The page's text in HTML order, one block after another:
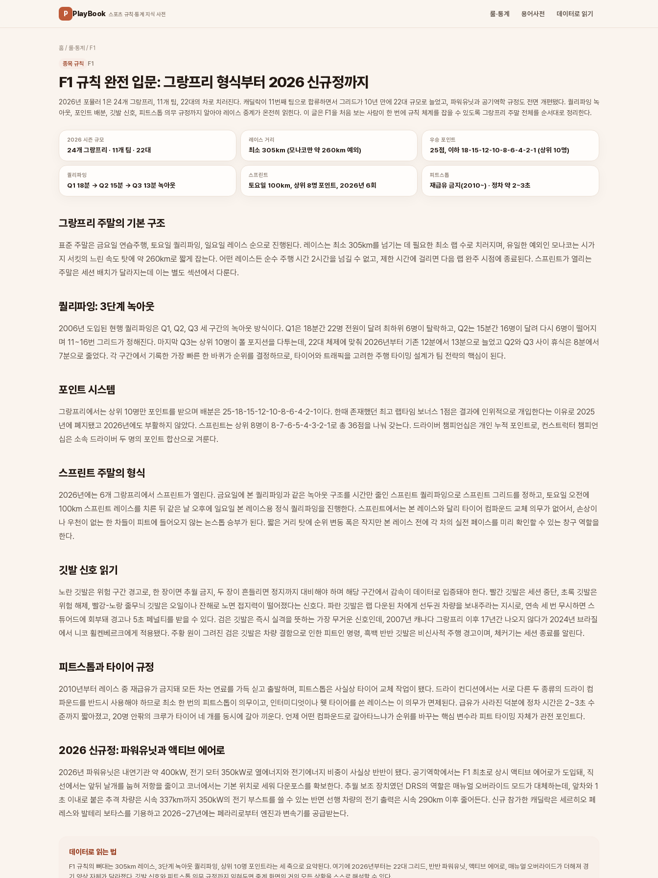
P PlayBook 스포츠 규칙·통계 지식 사전 룰·통계 용어사전 데이터로 읽기
홈 / 룰·통계 / F1
종목 규칙 F1
F1 규칙 완전 입문: 그랑프리 형식부터 2026 신규정까지
2026년 포뮬러 1은 24개 그랑프리, 11개 팀, 22대의 차로 치러진다. 캐딜락이 11번째 팀으로 합류하면서 그리드가 10년 만에 22대 규모로 늘었고, 파워유닛과 공기역학 규정도 전면 개편됐다. 퀄리파잉 녹
아웃, 포인트 배분, 깃발 신호, 피트스톱 의무 규정까지 알아야 레이스 중계가 온전히 읽힌다. 이 글은 F1을 처음 보는 사람이 한 번에 규칙 체계를 잡을 수 있도록 그랑프리 주말 전체를 순서대로 정리한다.
2026 시즌 규모
24개 그랑프리 · 11개 팀 · 22대
레이스 거리
최소 305km (모나코만 약 260km 예외)
우승 포인트
25점, 이하 18-15-12-10-8-6-4-2-1 (상위 10명)
퀄리파잉
Q1 18분 → Q2 15분 → Q3 13분 녹아웃
스프린트
토요일 100km, 상위 8명 포인트, 2026년 6회
피트스톱
재급유 금지(2010~) · 정차 약 2~3초
그랑프리 주말의 기본 구조
표준 주말은 금요일 연습주행, 토요일 퀄리파잉, 일요일 레이스 순으로 진행된다. 레이스는 최소 305km를 넘기는 데 필요한 최소 랩 수로 치러지며, 유일한 예외인 모나코는 시가
지 서킷의 느린 속도 탓에 약 260km로 짧게 잡는다. 어떤 레이스든 순수 주행 시간 2시간을 넘길 수 없고, 제한 시간에 걸리면 다음 랩 완주 시점에 종료된다. 스프린트가 열리는
주말은 세션 배치가 달라지는데 이는 별도 섹션에서 다룬다.
퀄리파잉: 3단계 녹아웃
2006년 도입된 현행 퀄리파잉은 Q1, Q2, Q3 세 구간의 녹아웃 방식이다. Q1은 18분간 22명 전원이 달려 최하위 6명이 탈락하고, Q2는 15분간 16명이 달려 다시 6명이 떨어지
며 11~16번 그리드가 정해진다. 마지막 Q3는 상위 10명이 폴 포지션을 다투는데, 22대 체제에 맞춰 2026년부터 기존 12분에서 13분으로 늘었고 Q2와 Q3 사이 휴식은 8분에서
7분으로 줄었다. 각 구간에서 기록한 가장 빠른 한 바퀴가 순위를 결정하므로, 타이어와 트래픽을 고려한 주행 타이밍 설계가 팀 전략의 핵심이 된다.
포인트 시스템
그랑프리에서는 상위 10명만 포인트를 받으며 배분은 25-18-15-12-10-8-6-4-2-1이다. 한때 존재했던 최고 랩타임 보너스 1점은 결과에 인위적으로 개입한다는 이유로 2025
년에 폐지됐고 2026년에도 부활하지 않았다. 스프린트는 상위 8명이 8-7-6-5-4-3-2-1로 총 36점을 나눠 갖는다. 드라이버 챔피언십은 개인 누적 포인트로, 컨스트럭터 챔피언
십은 소속 드라이버 두 명의 포인트 합산으로 겨룬다.
스프린트 주말의 형식
2026년에는 6개 그랑프리에서 스프린트가 열린다. 금요일에 본 퀄리파잉과 같은 녹아웃 구조를 시간만 줄인 스프린트 퀄리파잉으로 스프린트 그리드를 정하고, 토요일 오전에
100km 스프린트 레이스를 치른 뒤 같은 날 오후에 일요일 본 레이스용 정식 퀄리파잉을 진행한다. 스프린트에서는 본 레이스와 달리 타이어 컴파운드 교체 의무가 없어서, 손상이
나 우천이 없는 한 차들이 피트에 들어오지 않는 논스톱 승부가 된다. 짧은 거리 탓에 순위 변동 폭은 작지만 본 레이스 전에 각 차의 실전 페이스를 미리 확인할 수 있는 창구 역할을
한다.
깃발 신호 읽기
노란 깃발은 위험 구간 경고로, 한 장이면 추월 금지, 두 장이 흔들리면 정지까지 대비해야 하며 해당 구간에서 감속이 데이터로 입증돼야 한다. 빨간 깃발은 세션 중단, 초록 깃발은
위험 해제, 빨강-노랑 줄무늬 깃발은 오일이나 잔해로 노면 접지력이 떨어졌다는 신호다. 파란 깃발은 랩 다운된 차에게 선두권 차량을 보내주라는 지시로, 연속 세 번 무시하면 스
튜어드에 회부돼 경고나 5초 페널티를 받을 수 있다. 검은 깃발은 즉시 실격을 뜻하는 가장 무거운 신호인데, 2007년 캐나다 그랑프리 이후 17년간 나오지 않다가 2024년 브라질
에서 니코 휠켄베르크에게 적용됐다. 주황 원이 그려진 검은 깃발은 차량 결함으로 인한 피트인 명령, 흑백 반반 깃발은 비신사적 주행 경고이며, 체커기는 세션 종료를 알린다.
피트스톱과 타이어 규정
2010년부터 레이스 중 재급유가 금지돼 모든 차는 연료를 가득 싣고 출발하며, 피트스톱은 사실상 타이어 교체 작업이 됐다. 드라이 컨디션에서는 서로 다른 두 종류의 드라이 컴
파운드를 반드시 사용해야 하므로 최소 한 번의 피트스톱이 의무이고, 인터미디엇이나 웻 타이어를 쓴 레이스는 이 의무가 면제된다. 급유가 사라진 덕분에 정차 시간은 2~3초 수
준까지 짧아졌고, 20명 안팎의 크루가 타이어 네 개를 동시에 갈아 끼운다. 언제 어떤 컴파운드로 갈아타느냐가 순위를 바꾸는 핵심 변수라 피트 타이밍 자체가 관전 포인트다.
2026 신규정: 파워유닛과 액티브 에어로
2026년 파워유닛은 내연기관 약 400kW, 전기 모터 350kW로 열에너지와 전기에너지 비중이 사실상 반반이 됐다. 공기역학에서는 F1 최초로 상시 액티브 에어로가 도입돼, 직
선에서는 앞뒤 날개를 눕혀 저항을 줄이고 코너에서는 기본 위치로 세워 다운포스를 확보한다. 추월 보조 장치였던 DRS의 역할은 매뉴얼 오버라이드 모드가 대체하는데, 앞차와 1
초 이내로 붙은 추격 차량은 시속 337km까지 350kW의 전기 부스트를 쓸 수 있는 반면 선행 차량의 전기 출력은 시속 290km 이후 줄어든다. 신규 참가한 캐딜락은 세르히오 페
레스와 발테리 보타스를 기용하고 2026~27년에는 페라리로부터 엔진과 변속기를 공급받는다.
데이터로 읽는 법
F1 규칙의 뼈대는 305km 레이스, 3단계 녹아웃 퀄리파잉, 상위 10명 포인트라는 세 축으로 요약된다. 여기에 2026년부터는 22대 그리드, 반반 파워유닛, 액티브 에어로, 매뉴얼 오버라이드가 더해져 경